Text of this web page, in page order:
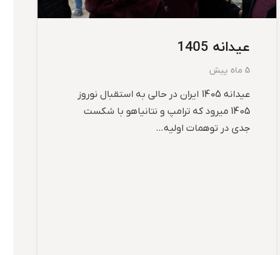
عیدانه 1405
5 ماه پیش
عیدانه 1405 ایران در حالی به استقبال نوروز
1405 میرود که ترامپ و نتانیاهو با شکست
جدی در توهمات اولیه…